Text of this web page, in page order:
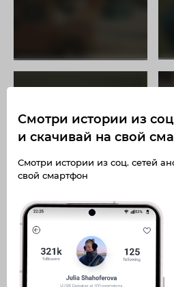
Получите доступ к архивным
публикациям a.den1zz
Получите доступ к архивным
историям a.den1zz
Не отвлекайтесь на рекламу
ограничений
Смотри истории из
и скачивай на свой
Смотри истории из соц. сетей
свой смартфон